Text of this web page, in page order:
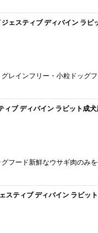
ェスティブ ディバイン
レインフリー・小粒ドッ
ィブ ディバイン ラビット
フード新鮮なウサギ肉の
スティブ ディバイン ラビ